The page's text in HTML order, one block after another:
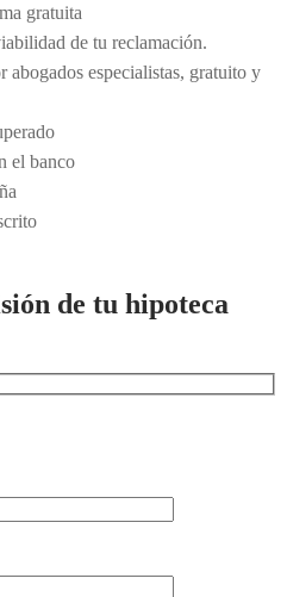
gratuita
de tu reclamación.
abogados especialistas, gratuito y
el banco
de tu hipoteca